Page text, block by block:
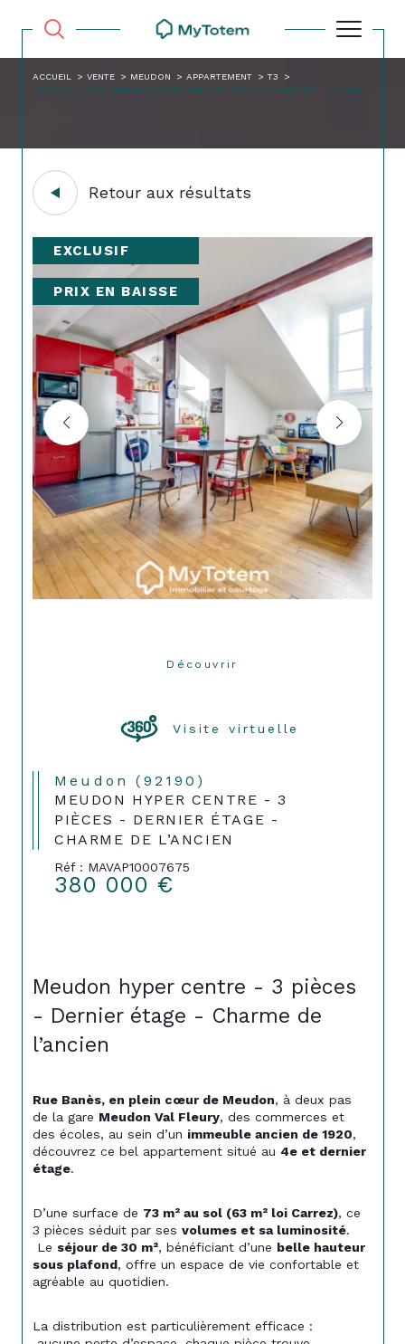
ACCUEIL VENTE MEUDON APPARTEMENT
T3
MEUDON HYPER CENTRE 3 PIECES DERNIER ETAGE CHARME DE L ANCIEN
Retour aux résultats
EXCLUSIF
PRIX EN BAISSE
Découvrir
Visite virtuelle
Meudon (92190)
MEUDON HYPER CENTRE - 3
PIÈCES - DERNIER ÉTAGE -
CHARME DE L’ANCIEN
Réf : MAVAP10007675
380 000 €
Meudon hyper centre - 3 pièces
- Dernier étage - Charme de
l’ancien
Rue Banès, en plein cœur de Meudon, à deux pas
de la gare Meudon Val Fleury, des commerces et
des écoles, au sein d’un immeuble ancien de 1920,
découvrez ce bel appartement situé au 4e et dernier
étage.
D’une surface de 73 m² au sol (63 m² loi Carrez), ce
3 pièces séduit par ses volumes et sa luminosité.
Le séjour de 30 m², bénéficiant d’une belle hauteur
sous plafond, offre un espace de vie confortable et
agréable au quotidien.
La distribution est particulièrement efficace :